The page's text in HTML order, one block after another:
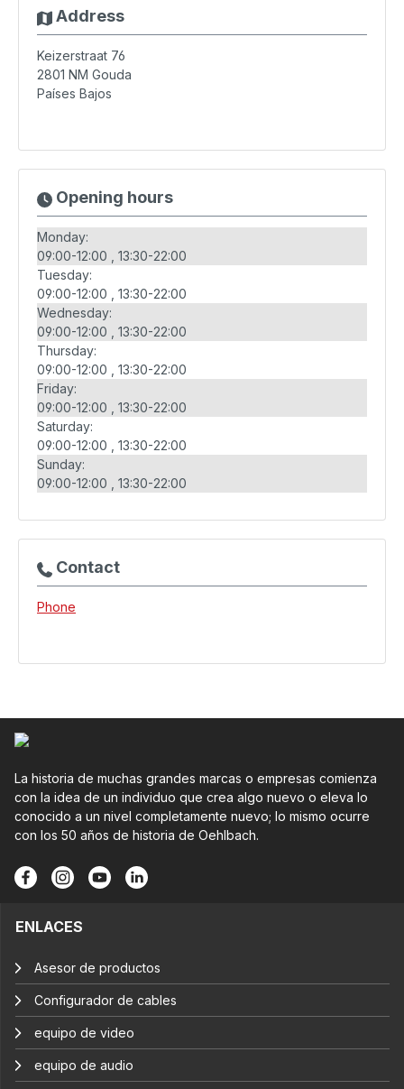
Address
Keizerstraat 76
2801 NM Gouda
Países Bajos
Opening hours
Monday:
09:00-12:00
13:30-22:00
Tuesday:
09:00-12:00
13:30-22:00
Wednesday:
09:00-12:00
13:30-22:00
Thursday:
09:00-12:00
13:30-22:00
Friday:
09:00-12:00
13:30-22:00
Saturday:
09:00-12:00
13:30-22:00
Sunday:
09:00-12:00
13:30-22:00
Contact
Phone
La historia de muchas grandes marcas o empresas comienza
con la idea de un individuo que crea algo nuevo o eleva lo
conocido a un nivel completamente nuevo; lo mismo ocurre
con los 50 años de historia de Oehlbach.
ENLACES
Asesor de productos
Configurador de cables
equipo de video
equipo de audio